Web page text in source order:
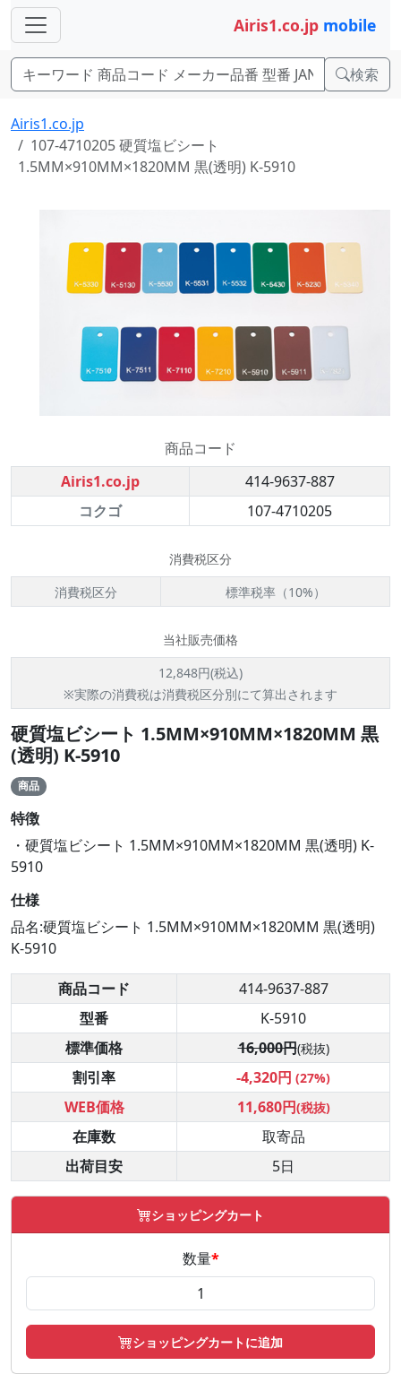
Airis1.co.jp mobile
検索
Airis1.co.jp
107-4710205 硬質塩ビシート
1.5MM×910MM×1820MM 黒(透明) K-5910
商品コード
Airis1.co.jp
414-9637-887
コクゴ
107-4710205
消費税区分
消費税区分
標準税率（10%）
当社販売価格
12,848円(税込)
※実際の消費税は消費税区分別にて算出されます
硬質塩ビシート 1.5MM×910MM×1820MM 黒
(透明) K-5910
商品
特徴
・硬質塩ビシート 1.5MM×910MM×1820MM 黒(透明) K-
5910
仕様
品名:硬質塩ビシート 1.5MM×910MM×1820MM 黒(透明)
K-5910
商品コード
414-9637-887
型番
K-5910
標準価格
16,000円(税抜)
割引率 -4,320円 (27%)
WEB価格 11,680円(税抜)
在庫数
取寄品
出荷目安
5日
ショッピングカート
数量*
ショッピングカートに追加